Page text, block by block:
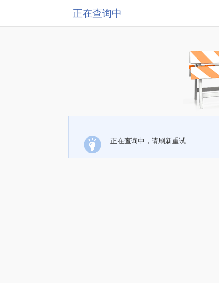
正在查询中
正在查询中，请刷新重试